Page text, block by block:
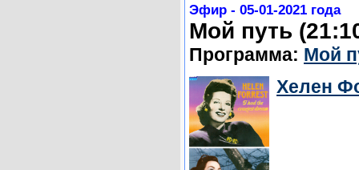
Эфир - 05-01-2021 года
Мой путь
Программа: Мой
Хелен